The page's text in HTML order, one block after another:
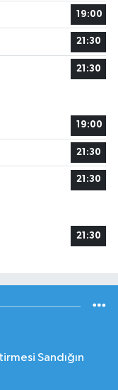
19:00
21:30
21:30
19:00
21:30
21:30
21:30
Sandığın